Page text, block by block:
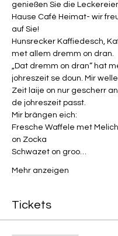
genießen Sie die
Hause Café Heimat- wir
auf Sie!
Hunsrecker Kaffiedesch,
met allem dremm on dran.
„Dat dremm on dran“ hat
johreszeit se doun. Mir
Zeit laije on nur gescherr
de johreszeit passt.
Mir brängen eich:
Fresche Waffele met
on Zocka
Schwazet on groo…
Mehr anzeigen
Tickets